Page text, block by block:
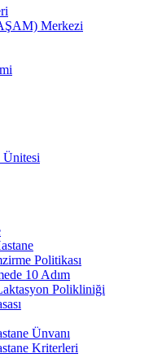
Merkezi
Ünitesi
Politikası
10 Adım
Polikliniği
Ünvanı
Kriterleri